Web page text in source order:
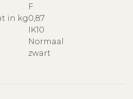
F
in kg0,87
IK10
Normaal
zwart